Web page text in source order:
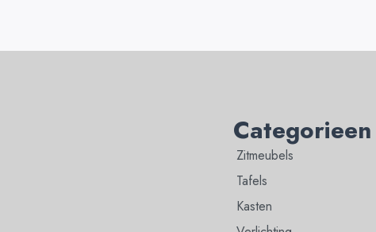
Categorieen
Zitmeubels
Tafels
Kasten